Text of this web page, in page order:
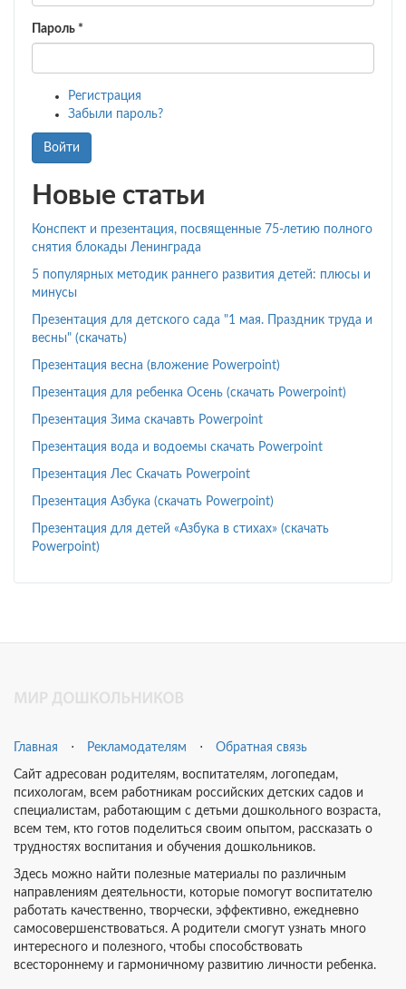
Пароль *
Регистрация
Забыли пароль?
Войти
Новые статьи
Конспект и презентация, посвященные 75-летию полного
снятия блокады Ленинграда
5 популярных методик раннего развития детей: плюсы и
минусы
Презентация для детского сада "1 мая. Праздник труда и
весны" (скачать)
Презентация весна (вложение Powerpoint)
Презентация для ребенка Осень (скачать Powerpoint)
Презентация Зима скачавть Powerpoint
Презентация вода и водоемы скачать Powerpoint
Презентация Лес Скачать Powerpoint
Презентация Азбука (скачать Powerpoint)
Презентация для детей «Азбука в стихах» (скачать
Powerpoint)
Главная ⋅ Рекламодателям ⋅ Обратная связь
Сайт адресован родителям, воспитателям, логопедам,
психологам, всем работникам российских детских садов и
специалистам, работающим с детьми дошкольного возраста,
всем тем, кто готов поделиться своим опытом, рассказать о
трудностях воспитания и обучения дошкольников.
Здесь можно найти полезные материалы по различным
направлениям деятельности, которые помогут воспитателю
работать качественно, творчески, эффективно, ежедневно
самосовершенствоваться. А родители смогут узнать много
интересного и полезного, чтобы способствовать
всестороннему и гармоничному развитию личности ребенка.